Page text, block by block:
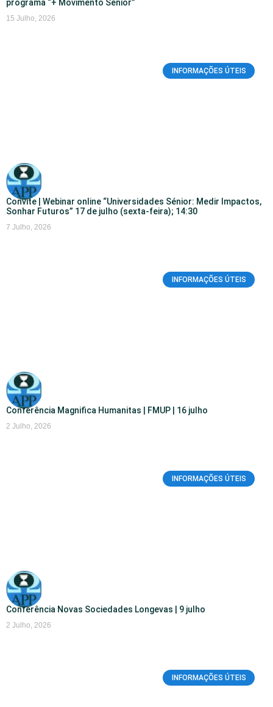
programa “+ Movimento Sénior”
15 Julho, 2026
INFORMAÇÕES ÚTEIS
Convite | Webinar online “Universidades Sénior: Medir Impactos,
Sonhar Futuros” 17 de julho (sexta-feira); 14:30
7 Julho, 2026
INFORMAÇÕES ÚTEIS
Conferência Magnifica Humanitas | FMUP | 16 julho
2 Julho, 2026
INFORMAÇÕES ÚTEIS
Conferência Novas Sociedades Longevas | 9 julho
2 Julho, 2026
INFORMAÇÕES ÚTEIS